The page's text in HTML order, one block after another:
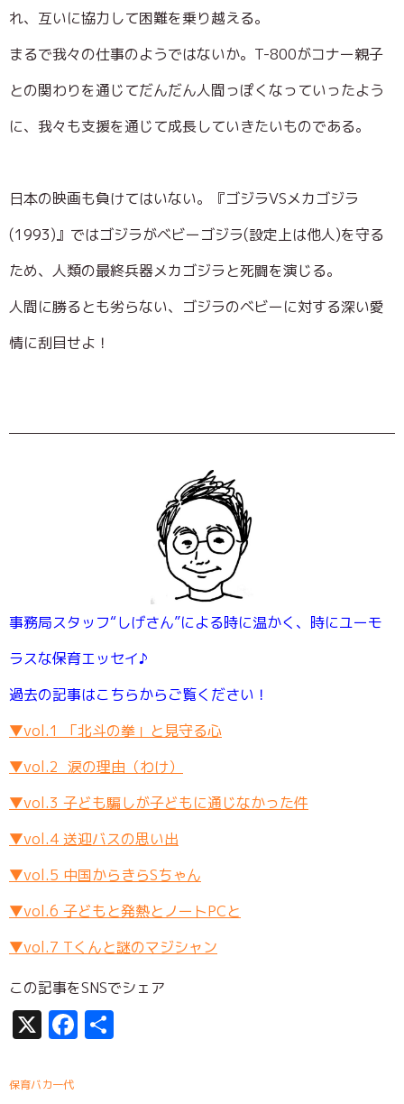
れ、互いに協力して困難を乗り越える。
まるで我々の仕事のようではないか。T-800がコナー親子
との関わりを通じてだんだん人間っぽくなっていったよう
に、我々も支援を通じて成長していきたいものである。
日本の映画も負けてはいない。『ゴジラVSメカゴジラ
(1993)』ではゴジラがベビーゴジラ(設定上は他人)を守る
ため、人類の最終兵器メカゴジラと死闘を演じる。
人間に勝るとも劣らない、ゴジラのベビーに対する深い愛
情に刮目せよ！
事務局スタッフ“しげさん”による時に温かく、時にユーモ
ラスな保育エッセイ♪
過去の記事はこちらからご覧ください！
▼vol.1 「北斗の拳」と見守る心
▼vol.2 涙の理由（わけ）
▼vol.3 子ども騙しが子どもに通じなかった件
▼vol.4 送迎バスの思い出
▼vol.5 中国からきらSちゃん
▼vol.6 子どもと発熱とノートPCと
▼vol.7 Tくんと謎のマジシャン
この記事をSNSでシェア
X Facebook
保育バカ一代